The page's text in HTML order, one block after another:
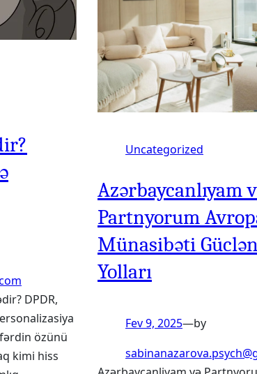
DPDR,
özünü
kimi hiss
Uncategorized
Azərbaycanlıyam
Partnyorum
Münasibəti
Yolları
Fev 9, 2025—by